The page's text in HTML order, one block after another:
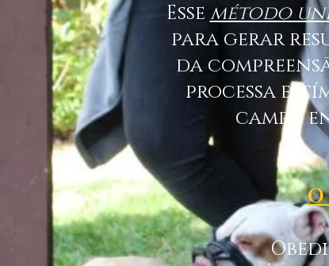
Essemétodo
para gerar
da
processa
campo